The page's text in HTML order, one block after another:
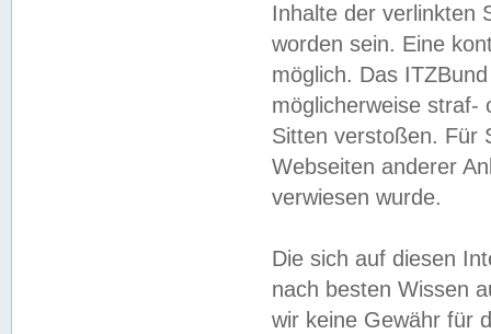
Inhalte der verlinkten
worden sein. Eine
möglich. Das
möglicherweise straf-
Sitten verstoßen. Für
Webseiten anderer
verwiesen wurde.
Die sich auf diesen
nach besten Wissen
wir keine Gewähr für